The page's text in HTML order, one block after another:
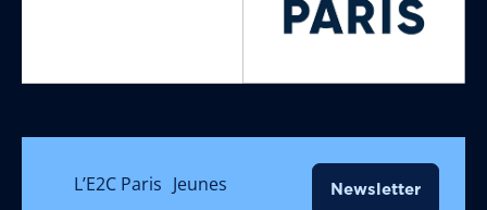
L’E2C Paris Jeunes Newsletter